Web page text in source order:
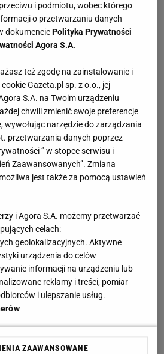
i podmiotu, wobec którego
o przetwarzaniu danych
dokumenciePolityka Prywatności
Agora S.A.
też zgodę na zainstalowanie i
Gazeta.pl sp. z o.o., jej
S.A. na Twoim urządzeniu
chwili zmienić swoje preferencje
wywołując narzędzie do zarządzania
przetwarzania danych poprzez
” w stopce serwisu i
Zaawansowanych”. Zmiana
jest także za pomocą ustawień
i Agora S.A. możemy przetwarzać
celach:
geolokalizacyjnych. Aktywne
urządzenia do celów
informacji na urządzeniu lub
reklamy i treści, pomiar
i ulepszanie usług.
ZAAWANSOWANE